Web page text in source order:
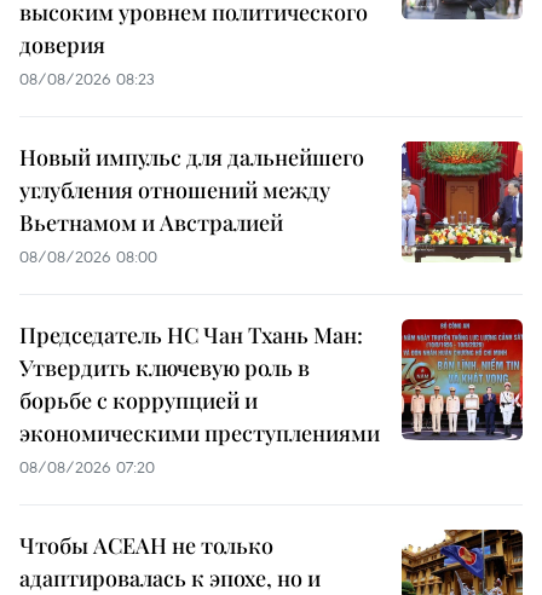
высоким уровнем политического
доверия
08/08/2026 08:23
Новый импульс для дальнейшего
углубления отношений между
Вьетнамом и Австралией
08/08/2026 08:00
Председатель НС Чан Тхань Ман:
Утвердить ключевую роль в
борьбе с коррупцией и
экономическими преступлениями
08/08/2026 07:20
Чтобы АСЕАН не только
адаптировалась к эпохе, но и